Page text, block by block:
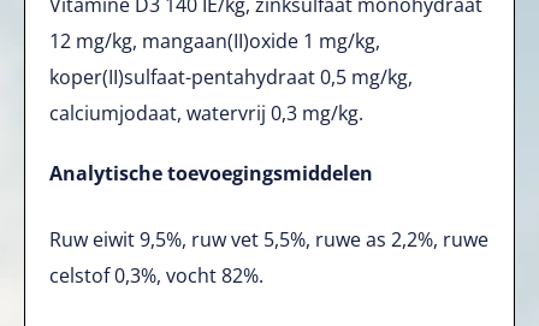
12 mg/kg, mangaan(II)oxide 1 mg/kg,
koper(II)sulfaat-pentahydraat 0,5 mg/kg,
calciumjodaat, watervrij 0,3 mg/kg.
Analytische toevoegingsmiddelen
Ruw eiwit 9,5%, ruw vet 5,5%, ruwe as 2,2%, ruwe
celstof 0,3%, vocht 82%.